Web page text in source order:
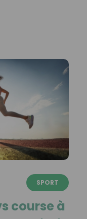
SPORT
course à